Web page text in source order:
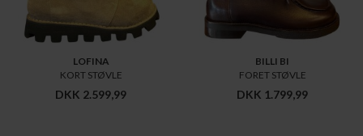
LOFINA
KORT STØVLE
DKK 2.599,99
BILLI BI
FORET STØVLE
DKK 1.799,99